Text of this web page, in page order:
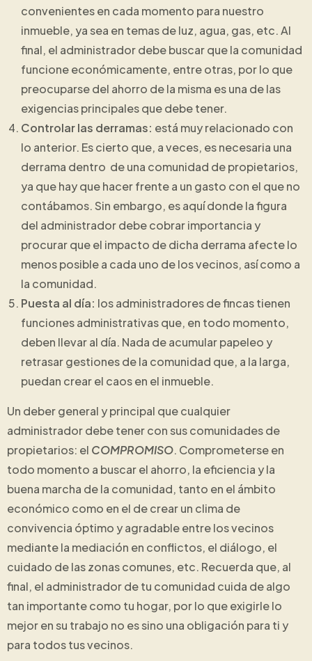
convenientes en cada momento para nuestro
inmueble, ya sea en temas de luz, agua, gas, etc. Al
final, el administrador debe buscar que la comunidad
funcione económicamente, entre otras, por lo que
preocuparse del ahorro de la misma es una de las
exigencias principales que debe tener.
Controlar las derramas: está muy relacionado con
lo anterior. Es cierto que, a veces, es necesaria una
derrama dentro de una comunidad de propietarios,
ya que hay que hacer frente a un gasto con el que no
contábamos. Sin embargo, es aquí donde la figura
del administrador debe cobrar importancia y
procurar que el impacto de dicha derrama afecte lo
menos posible a cada uno de los vecinos, así como a
la comunidad.
Puesta al día: los administradores de fincas tienen
funciones administrativas que, en todo momento,
deben llevar al día. Nada de acumular papeleo y
retrasar gestiones de la comunidad que, a la larga,
puedan crear el caos en el inmueble.
Un deber general y principal que cualquier
administrador debe tener con sus comunidades de
propietarios: el COMPROMISO. Comprometerse en
todo momento a buscar el ahorro, la eficiencia y la
buena marcha de la comunidad, tanto en el ámbito
económico como en el de crear un clima de
convivencia óptimo y agradable entre los vecinos
mediante la mediación en conflictos, el diálogo, el
cuidado de las zonas comunes, etc. Recuerda que, al
final, el administrador de tu comunidad cuida de algo
tan importante como tu hogar, por lo que exigirle lo
mejor en su trabajo no es sino una obligación para ti y
para todos tus vecinos.